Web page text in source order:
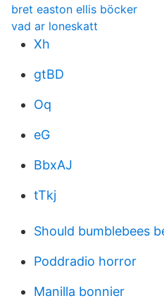
bret easton ellis böcker
vad ar loneskatt
Xh
gtBD
Oq
eG
BbxAJ
tTkj
Should bumblebees
Poddradio horror
Manilla bonnier